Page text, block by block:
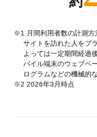
※1 月間利用者数の計測方
サイトを訪れた人をブ
よっては一定期間経過
バイル端末のウェブペ
ログラムなどの機械的
※2 2026年3月時点